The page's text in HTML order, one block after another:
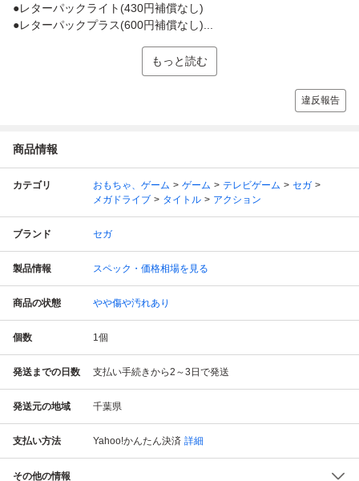
●レターパックライト(430円補償なし)
●レターパックプラス(600円補償なし)...
もっと読む
違反報告
商品情報
カテゴリ おもちゃ、ゲーム ゲーム テレビゲーム
セガ
メガドライブ
タイトル アクション
ブランド セガ
製品情報 スペック・価格相場を見る
商品の状態 やや傷や汚れあり
個数 1個
発送までの日数 支払い手続きから2～3日で発送
発送元の地域 千葉県
支払い方法 Yahoo!かんたん決済 詳細
その他の情報